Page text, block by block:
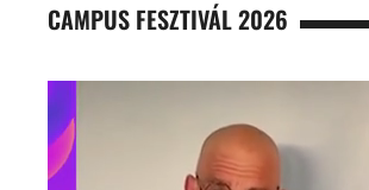
CAMPUS FESZTIVÁL 2026